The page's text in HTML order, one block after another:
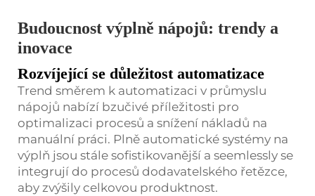
Budoucnost výplně nápojů: trendy a
inovace
Rozvíjející se důležitost automatizace
Trend směrem k automatizaci v průmyslu
nápojů nabízí bzučivé příležitosti pro
optimalizaci procesů a snížení nákladů na
manuální práci. Plně automatické systémy na
výplň jsou stále sofistikovanější a seemlessly se
integrují do procesů dodavatelského řetězce,
aby zvýšily celkovou produktnost.